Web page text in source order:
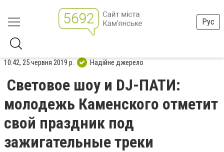
Рус
10:42, 25 червня 2019 р. Надійне джерело
Световое шоу и DJ-ПАТИ:
молодежь Каменского отметит
свой праздник под
зажигательные треки